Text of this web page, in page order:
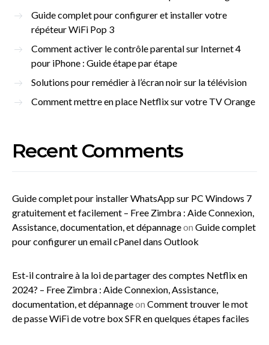
Guide complet pour configurer et installer votre
répéteur WiFi Pop 3
Comment activer le contrôle parental sur Internet 4
pour iPhone : Guide étape par étape
Solutions pour remédier à l’écran noir sur la télévision
Comment mettre en place Netflix sur votre TV Orange
Recent Comments
Guide complet pour installer WhatsApp sur PC Windows 7
gratuitement et facilement – Free Zimbra : Aide Connexion,
Assistance, documentation, et dépannageon Guide complet
pour configurer un email cPanel dans Outlook
Est-il contraire à la loi de partager des comptes Netflix en
2024? – Free Zimbra : Aide Connexion, Assistance,
documentation, et dépannageon Comment trouver le mot
de passe WiFi de votre box SFR en quelques étapes faciles